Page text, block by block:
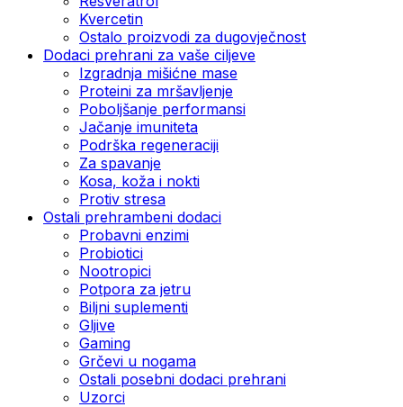
Kvercetin
Ostalo proizvodi za dugovječnost
Dodaci prehrani za vaše ciljeve
Izgradnja mišićne mase
Proteini za mršavljenje
Poboljšanje performansi
Jačanje imuniteta
Podrška regeneraciji
Za spavanje
Kosa, koža i nokti
Protiv stresa
Ostali prehrambeni dodaci
Probavni enzimi
Probiotici
Nootropici
Potpora za jetru
Biljni suplementi
Gljive
Gaming
Grčevi u nogama
Ostali posebni dodaci prehrani
Uzorci